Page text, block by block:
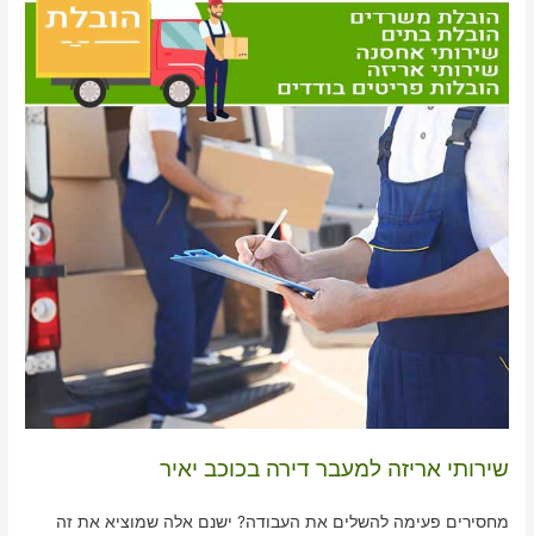
שירותי אריזה למעבר דירה בכוכב יאיר
מחסירים פעימה להשלים את העבודה? ישנם אלה שמוציא את זה